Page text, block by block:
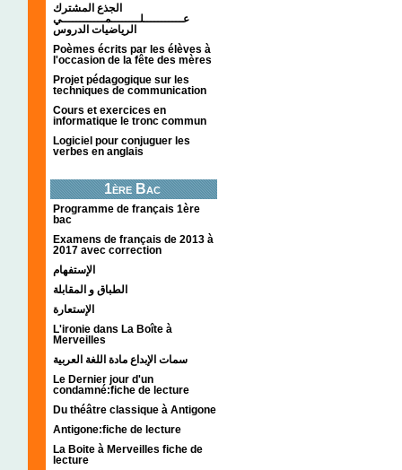
الجذع المشترك
عـــــــــــلــــــــمــــــــــــي
الرياضيات الدروس
Poèmes écrits par les élèves à
l'occasion de la fête des mères
Projet pédagogique sur les
techniques de communication
Cours et exercices en
informatique le tronc commun
Logiciel pour conjuguer les
verbes en anglais
1ère Bac
Programme de français 1ère
bac
Examens de français de 2013 à
2017 avec correction
الإستفهام
الطباق و المقابلة
الإستعارة
L'ironie dans La Boîte à
Merveilles
سمات الإبداع مادة اللغة العربية
Le Dernier jour d'un
condamné:fiche de lecture
Du théâtre classique à Antigone
Antigone:fiche de lecture
La Boite à Merveilles fiche de
lecture